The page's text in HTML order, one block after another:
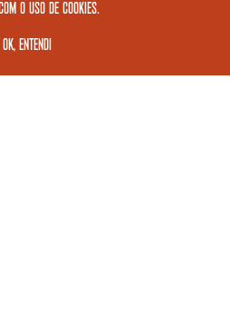
o uso de cookies.
OK, ENTENDI